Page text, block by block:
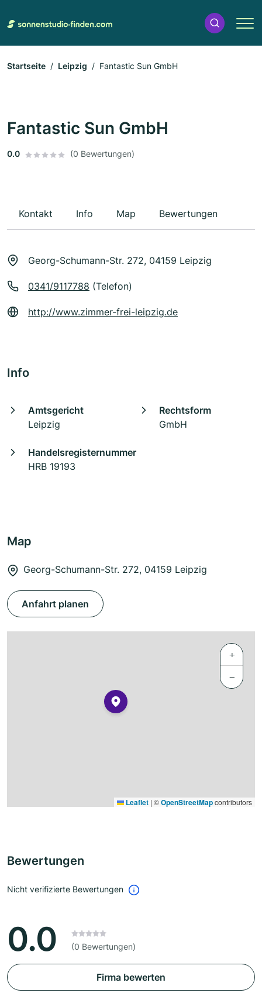
Startseite Leipzig Fantastic Sun GmbH
Fantastic Sun GmbH
0.0 (0 Bewertungen)
Kontakt Info Map Bewertungen
Georg-Schumann-Str. 272, 04159 Leipzig
0341/9117788 (Telefon)
http://www.zimmer-frei-leipzig.de
Info
Amtsgericht
Leipzig
Rechtsform
GmbH
Handelsregisternummer
HRB 19193
Map
Georg-Schumann-Str. 272, 04159 Leipzig
Anfahrt planen
+
−
Leaflet | ©OpenStreetMapcontributors
Bewertungen
Nicht verifizierte Bewertungen
0.0 (0 Bewertungen)
Firma bewerten